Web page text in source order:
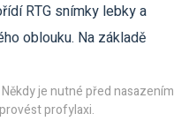
RTG snímky lebky a
oblouku. Na základě
je nutné před nasazením
profylaxi.